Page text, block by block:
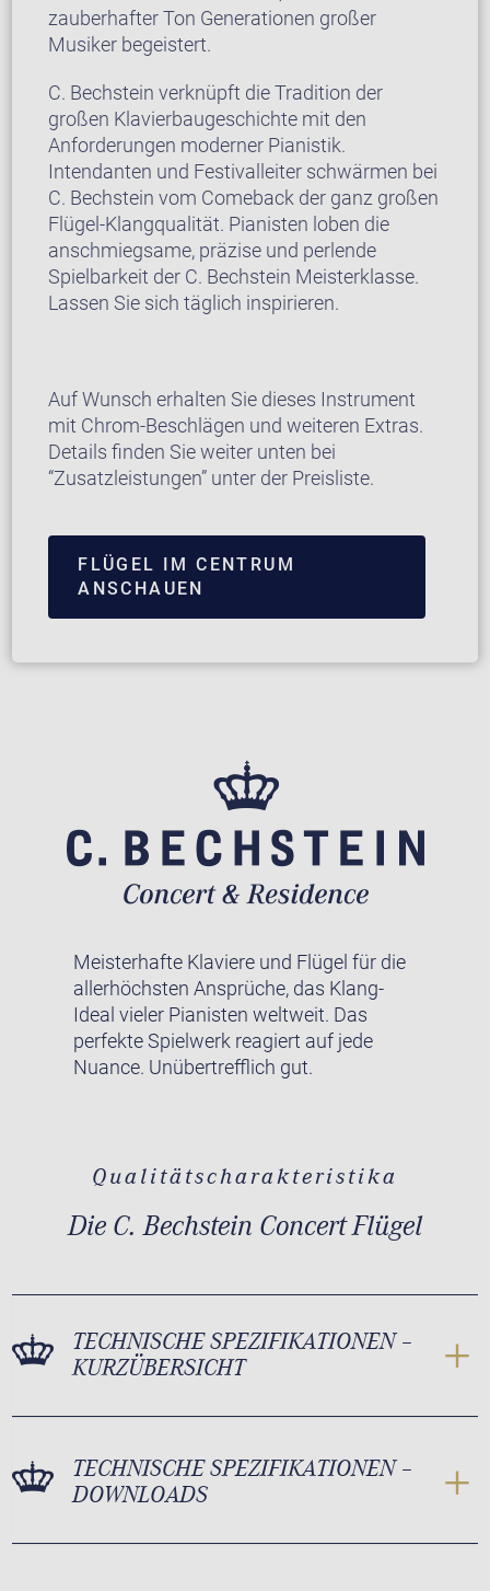
zauberhafter Ton Generationen großer
Musiker begeistert.
C. Bechstein verknüpft die Tradition der
großen Klavierbaugeschichte mit den
Anforderungen moderner Pianistik.
Intendanten und Festivalleiter schwärmen bei
C. Bechstein vom Comeback der ganz großen
Flügel-Klangqualität. Pianisten loben die
anschmiegsame, präzise und perlende
Spielbarkeit der C. Bechstein Meisterklasse.
Lassen Sie sich täglich inspirieren.
Auf Wunsch erhalten Sie dieses Instrument
mit Chrom-Beschlägen und weiteren Extras.
Details finden Sie weiter unten bei
“Zusatzleistungen” unter der Preisliste.
FLÜGEL IM CENTRUM
ANSCHAUEN
Meisterhafte Klaviere und Flügel für die
allerhöchsten Ansprüche, das Klang-
Ideal vieler Pianisten weltweit. Das
perfekte Spielwerk reagiert auf jede
Nuance. Unübertrefflich gut.
Qualitätscharakteristika
Die C. Bechstein Concert Flügel
TECHNISCHE SPEZIFIKATIONEN –
KURZÜBERSICHT
TECHNISCHE SPEZIFIKATIONEN –
DOWNLOADS